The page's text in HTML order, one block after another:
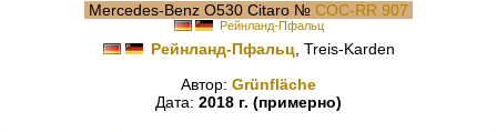
Mercedes-Benz O530 Citaro № COC-RR 907
Рейнланд-Пфальц
Рейнланд-Пфальц, Treis-Karden
Автор: Grünfläche
Дата: 2018 г. (примерно)